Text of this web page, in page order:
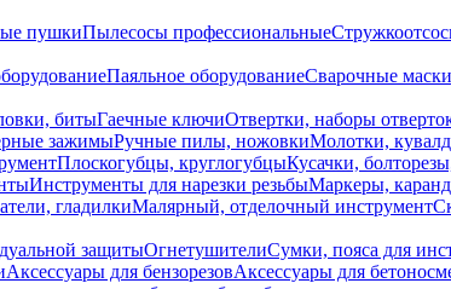
пушкиПылесосы профессиональные
Паяльное оборудованиеСварочные
битыГаечные ключиОтвертки, наборы
зажимыРучные пилы, ножовкиМолотки,
Плоскогубцы, круглогубцыКусачки,
Инструменты для нарезки резьбыМаркеры,
гладилкиМалярный, отделочный инструмент
защитыОгнетушителиСумки, пояса для
Аксессуары для бензорезовАксессуары для